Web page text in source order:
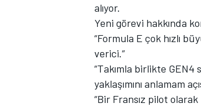
alıyor.
Yeni görevi hakkında
“Formula E çok hızlı
verici.”
“Takımla birlikte
yaklaşımını anlamam
“Bir Fransız pilot